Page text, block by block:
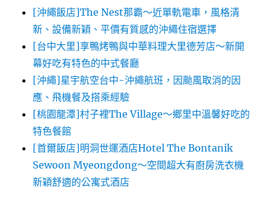
[沖繩飯店]The Nest那霸～近單軌電車，風格清
新、設備新穎、平價有質感的沖繩住宿選擇
[台中大里]享鴨烤鴨與中華料理大里德芳店～新開
幕好吃有特色的中式餐廳
[沖繩]星宇航空台中-沖繩航班，因颱風取消的因
應、飛機餐及搭乘經驗
[桃園龍潭]村子裡The Village～鄉里中溫馨好吃的
特色餐館
[首爾飯店]明洞世運酒店Hotel The Bontanik
Sewoon Myeongdong～空間超大有廚房洗衣機
新穎舒適的公寓式酒店